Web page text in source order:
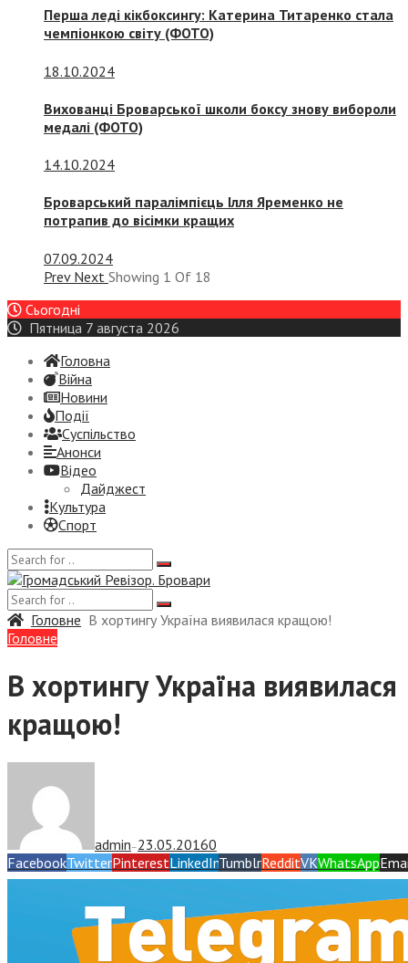
Перша леді кікбоксингу: Катерина Титаренко стала
чемпіонкою світу (ФОТО)
18.10.2024
Вихованці Броварської школи боксу знову вибороли
медалі (ФОТО)
14.10.2024
Броварський паралімпієць Ілля Яременко не
потрапив до вісімки кращих
07.09.2024
Prev Next Showing 1 Of 18
Сьогодні
Пятница 7 августа 2026
Головна
Війна
Новини
Події
Суспiльство
Анонси
Відео
Дайджест
Культура
Спорт
Головне В хортингу Україна виявилася кращою!
Головне
В хортингу Україна виявилася
кращою!
admin — 23.05.20160
FacebookTwitterPinterestLinkedInTumblrRedditVKWhatsApp